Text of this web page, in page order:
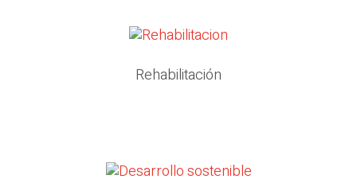
Rehabilitación